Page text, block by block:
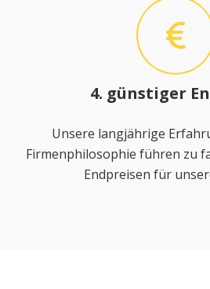
4. günstiger
Unsere langjährige
Firmenphilosophie führen zu
Endpreisen für